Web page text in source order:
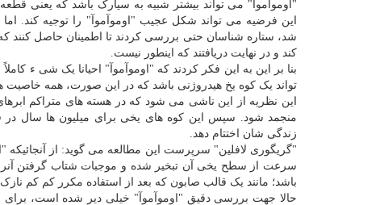
"اوموآموآ" می تواند بیشتر شبیه به سیارک باشد که یعنی
این فرضیه می تواند شکل عجیب "اوموآموآ" را توجیه کند.
شد، ستاره شناسان حتی بررسی کردند تا اطمینان حاصل کنند
کند و در نهایت دریافتند که اینطور نیست.
بنا بر این به این فکر کردند که "اوموآموآ" احیانا یک شی ء
تواند یک کوه یخ هیدروژنی باشد که در این صورت، همه
این نظریه از این ناشی می شود که در هسته های متراکم
منجمد شود. سپس این کوه های یخی برای میلیون ها سال در
زندگی شان اختتام دهد.
"گریگوری لافلین" سرپرست این مطالعه می گوید: از
سرعت از سطح یخی آن تبخیر شده و موجبات شتاب گرفتن
باشد؛ مانند یک قالب صابون که بعد از استفاده مکرر کم کم
حالا جهت بررسی دقیق "اوموآموآ" خیلی دیر شده است،